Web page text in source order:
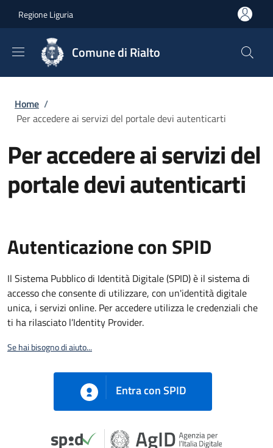
Regione Liguria
Comune di Rialto
Briciole di pane
Home /
Per accedere ai servizi del portale devi autenticarti
Per accedere ai servizi del
portale devi autenticarti
Autenticazione con SPID
Il Sistema Pubblico di Identità Digitale (SPID) è il sistema di
accesso che consente di utilizzare, con un'identità digitale
unica, i servizi online. Per accedere utilizza le credenziali che
ti ha rilasciato l’Identity Provider.
Se hai bisogno di aiuto...
Entra con SPID